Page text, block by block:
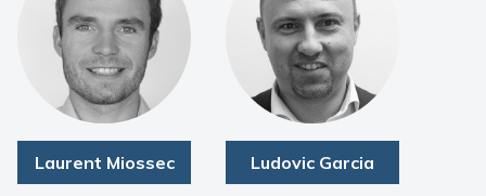
Laurent Miossec Ludovic Garcia